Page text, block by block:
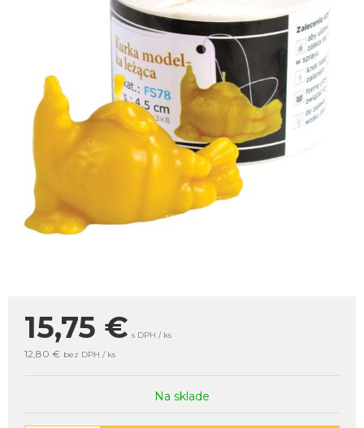
15,75 € s DPH / ks
12,80 € bez DPH / ks
Na sklade